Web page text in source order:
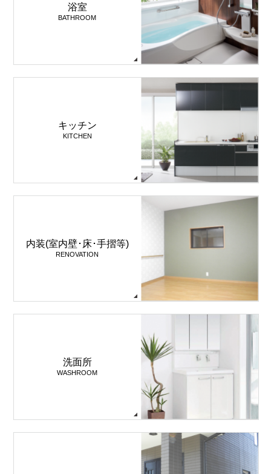
浴室
BATHROOM
キッチン
KITCHEN
内装(室内壁･床･手摺等)
RENOVATION
洗面所
WASHROOM